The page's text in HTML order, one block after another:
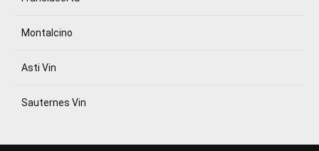
Montalcino
Asti Vin
Sauternes Vin